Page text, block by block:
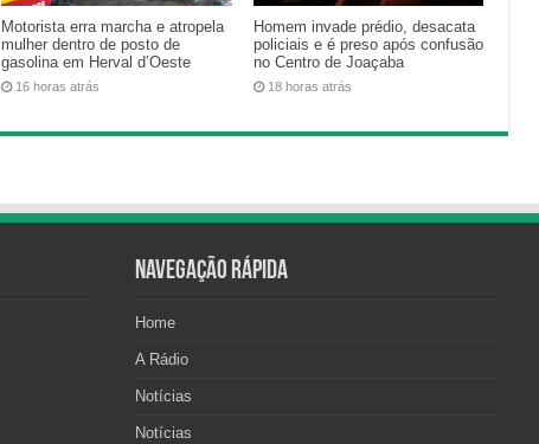
Motorista erra marcha e atropela
mulher dentro de posto de
gasolina em Herval d’Oeste
16 horas atrás
Homem invade prédio, desacata
policiais e é preso após confusão
no Centro de Joaçaba
18 horas atrás
Navegação Rápida
Home
A Rádio
Notícias
Notícias